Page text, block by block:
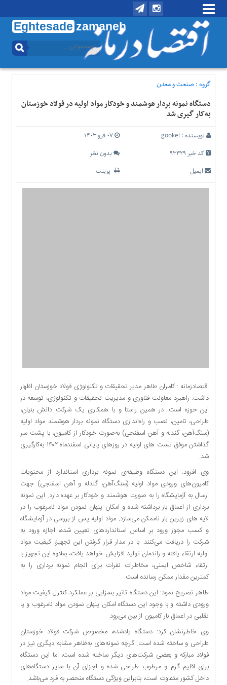
Eghtesade zamaneh
منوی
تماس
درباره
منوی
خانه
اقتصادی
اجتماعی
معدن
نفت
انرژی
فناوری
منظقه
سریع
تماس
درباره
کتاب
پلیس،امنیت
گرایی
اخبار
سایت
اجتماعی
گروه :صنعت و معدن
دستگاه نمونه بردار هوشمند و خودکار مواد اولیه در فولاد خوزستان
به‌کار گیری شد
نویسنده : gookel
۰۷ فرو ۱۴۰۳
کد خبر 93329
بدون نظر
ایمیل
پرینت
اقتصادزمانه : کامران طاهر مدیر تحقیقات و تکنولوژی فولاد خوزستان اظهار
داشت: راهبرد معاونت فناوری و مدیریت تحقیقات و تکنولوژی، توسعه در
این حوزه است. در همین راستا و با همکاری یک شرکت دانش بنیان،
طراحی، تامین، نصب و راه‌اندازی دستگاه نمونه بردار هوشمند مواد اولیه
(سنگ‌آهن، گندله و آهن اسفنجی) به‌صورت خودکار از کامیون، با پشت سر
گذاشتن موفق تست های اولیه در روزهای پایانی اسفندماه ۱۴۰۲ به‌کارگیری
شد.
وی افزود: این دستگاه وظیفه‌ی نمونه برداری استاندارد از محتویات
کامیون‌های ورودی مواد اولیه (سنگ‌آهن، گندله و آهن اسفنجی) جهت
ارسال به آزمایشگاه را به صورت هوشمند و خودکار بر عهده دارد. این نمونه
برداری از اعماق بار برداشته شده و امکان پنهان نمودن مواد نامرغوب را در
لایه های زیرین بار ناممکن می‌سازد. مواد اولیه پس از بررسی در آزمایشگاه
و کسب مجوز ورود بر اساس استانداردهای تعیین شده، اجازه ورود به
شرکت را دریافت می‌کنند. با در مدار قرار گرفتن این تجهیز، کیفیت مواد
اولیه ارتقاء یافته و راندمان تولید افزایش خواهد یافت، بعلاوه این تجهیز با
ارتقاء شاخص ایمنی، مخاطرات نفرات برای انجام نمونه برداری را به
کمترین مقدار ممکن رسانده است.
طاهر تصریح نمود: این دستگاه تاثیر بسزایی بر عملکرد کنترل کیفیت مواد
ورودی داشته و با وجود این دستگاه امکان پنهان نمودن مواد نامرغوب و یا
تقلبی در اعماق بار کامیون از بین می‌رود.
وی خاطرنشان کرد: دستگاه یادشده، مخصوص شرکت فولاد خوزستان
طراحی و ساخته شده است. گرچه نمونه‌های به‌ظاهر مشابه دیگری نیز در
فولاد مبارکه و بعضی شرکت‌های دیگر ساخته شده است، اما این دستگاه
برای اقلیم گرم و مرطوب طراحی شده و اجزای آن با سایر دستگاه‌های
داخل کشور متفاوت است، بنابراین ویژگی دستگاه منحصر به فرد می‌باشد.